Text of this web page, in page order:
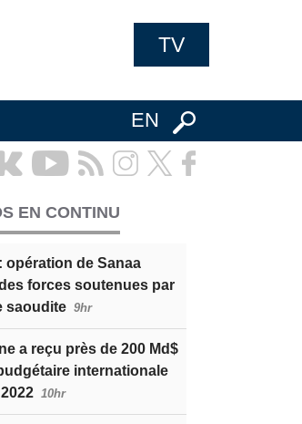
TV
EN
EN CONTINU
opération de Sanaa
forces soutenues par
saoudite 9hr
a reçu près de 200 Md$
internationale
10hr